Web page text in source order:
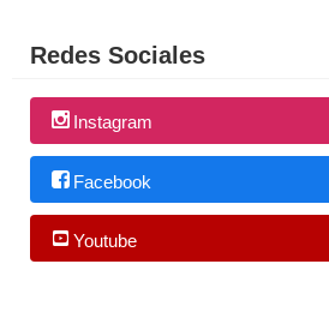
Redes Sociales
Instagram
Facebook
Youtube